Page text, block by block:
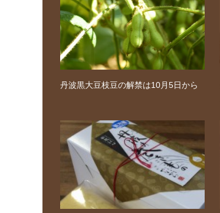
丹波黒大豆枝豆の解禁は10月5日から